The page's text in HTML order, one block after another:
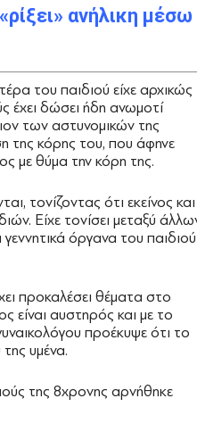
ανήλικη μέσω
του παιδιού είχε αρχικώς
έχει δώσει ήδη ανωμοτί
των αστυνομικών της
της κόρης του, που άφηνε
με θύμα την κόρη της.
τονίζοντας ότι εκείνος και
Είχε τονίσει μεταξύ
όργανα του παιδιού
προκαλέσει θέματα στο
είναι αυστηρός και με το
προέκυψε ότι το
της υμένα.
της 8χρονης αρνήθηκε